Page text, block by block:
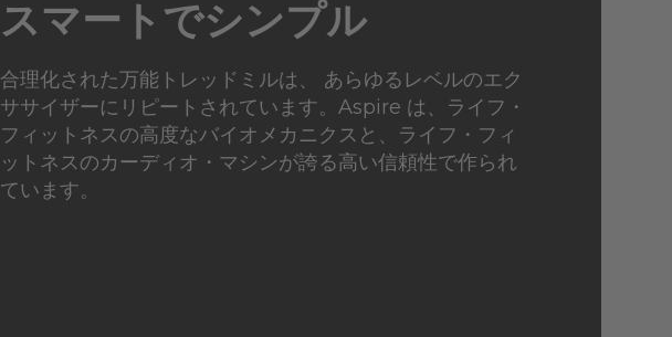
スマートでシンプル
合理化された万能トレッドミルは、 あらゆるレベルのエク
ササイザーにリピートされています。Aspire は、ライフ・
フィットネスの高度なバイオメカニクスと、ライフ・フィ
ットネスのカーディオ・マシンが誇る高い信頼性で作られ
ています。